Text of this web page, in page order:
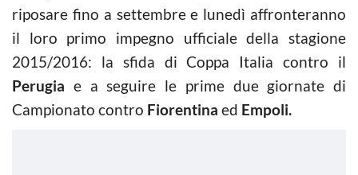
riposare fino a settembre e lunedì affronteranno
il loro primo impegno ufficiale della stagione
2015/2016: la sfida di Coppa Italia contro il
Perugia e a seguire le prime due giornate di
Campionato contro Fiorentina ed Empoli.